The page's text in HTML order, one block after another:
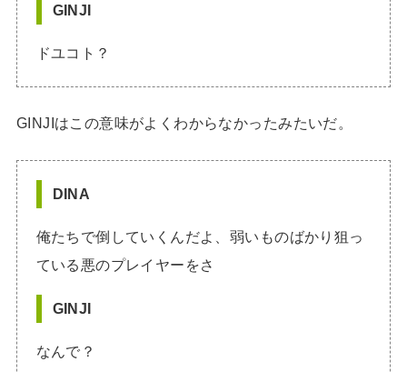
GINJI
ドユコト？
GINJIはこの意味がよくわからなかったみたいだ。
DINA
俺たちで倒していくんだよ、弱いものばかり狙っ
ている悪のプレイヤーをさ
GINJI
なんで？